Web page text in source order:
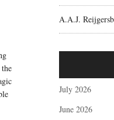
A.A.J.
July 2026
June 2026